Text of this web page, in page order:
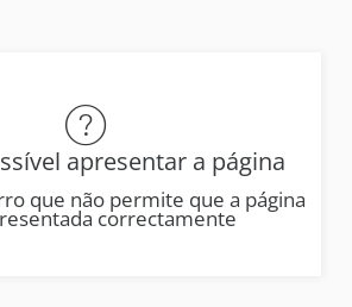
apresentar a página
que não permite que a página
correctamente